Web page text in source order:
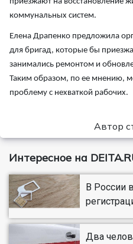
коммунальных систем.
Елена Драпенко предложила
для бригад, которые бы
занимались ремонтом и
Таким образом, по ее мнению,
проблему с нехваткой рабочих.
Автор
Интересное на
В России
Два